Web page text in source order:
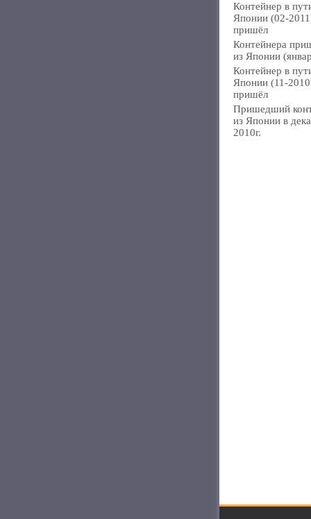
Контейнер в
Японии (02-
пришёл
Контейнера
из Японии
Контейнер в
Японии (11-
пришёл
Пришедший
из Японии в
2010г.